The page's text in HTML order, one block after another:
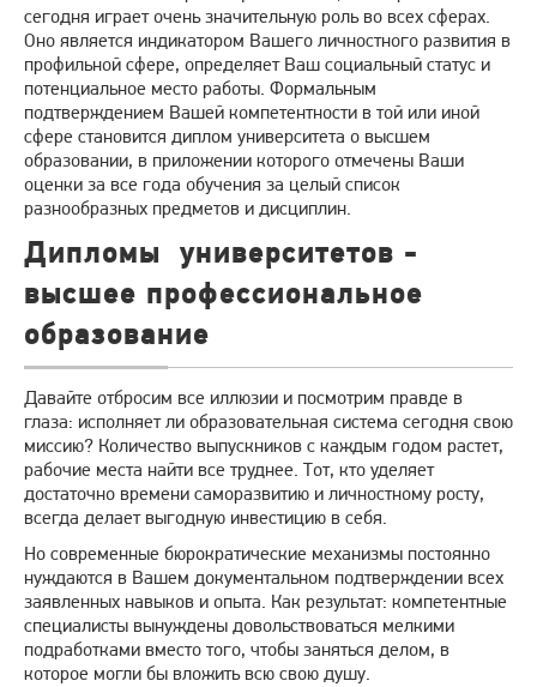
сегодня играет очень значительную роль во всех сферах.
Оно является индикатором Вашего личностного развития в
профильной сфере, определяет Ваш социальный статус и
потенциальное место работы. Формальным
подтверждением Вашей компетентности в той или иной
сфере становится диплом университета о высшем
образовании, в приложении которого отмечены Ваши
оценки за все года обучения за целый список
разнообразных предметов и дисциплин.
Дипломы университетов -
высшее профессиональное
образование
Давайте отбросим все иллюзии и посмотрим правде в
глаза: исполняет ли образовательная система сегодня свою
миссию? Количество выпускников с каждым годом растет,
рабочие места найти все труднее. Тот, кто уделяет
достаточно времени саморазвитию и личностному росту,
всегда делает выгодную инвестицию в себя.
Но современные бюрократические механизмы постоянно
нуждаются в Вашем документальном подтверждении всех
заявленных навыков и опыта. Как результат: компетентные
специалисты вынуждены довольствоваться мелкими
подработками вместо того, чтобы заняться делом, в
которое могли бы вложить всю свою душу.